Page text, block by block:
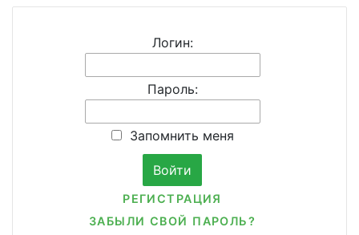
Логин:
Пароль:
Запомнить меня
РЕГИСТРАЦИЯ
ЗАБЫЛИ СВОЙ ПАРОЛЬ?